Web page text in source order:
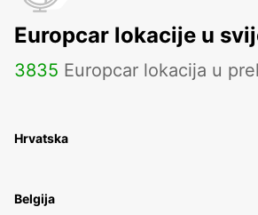
Europcar lokacije u
3835 Europcar lokacija u
Hrvatska
Belgija